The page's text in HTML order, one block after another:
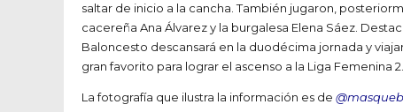
saltar de inicio a la cancha. También jugaron,
cacereña Ana Álvarez y la burgalesa Elena Sáez.
Baloncesto descansará en la duodécima jornada y
gran favorito para lograr el ascenso a la Liga Femenina 2.
La fotografía que ilustra la información es de